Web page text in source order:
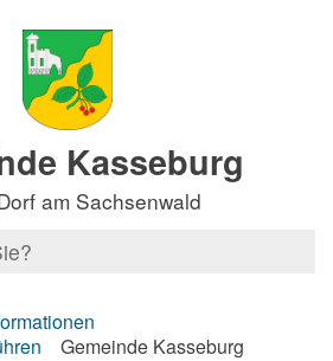
Kasseburg
am Sachsenwald
Gemeinde Kasseburg